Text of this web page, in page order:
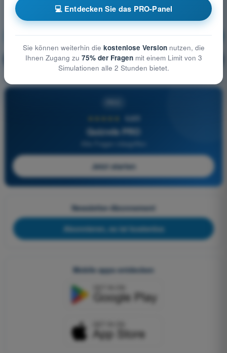
Allgemeine Luftfahrzeugkunde Ausbildung!
🔒 PRO Erläuterung der Frage
4,6/5
Quizvds PRO
Alle Fragen inbegriffen
Jetzt starten
Newsletter-Abonnement
Abonnieren, es ist kostenlos
Mobile apps entdecken
💻 Entdecken Sie das PRO-Panel
Sie können weiterhin die kostenlose Versionnutzen, die
Ihnen Zugang zu 75% der Fragenmit einem Limit von 3
Simulationen alle 2 Stunden bietet.